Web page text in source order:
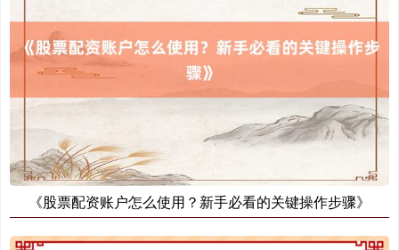
《股票配资账户怎么使用？新手必看的关键操作步骤》